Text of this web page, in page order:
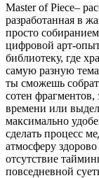
Master of Piece–
разработанная в
просто
цифровой арт-
библиотеку, где
самую разную
ты сможешь
сотен фрагментов,
времени или
максимально
сделать процесс
атмосферу
отсутствие
повседневной